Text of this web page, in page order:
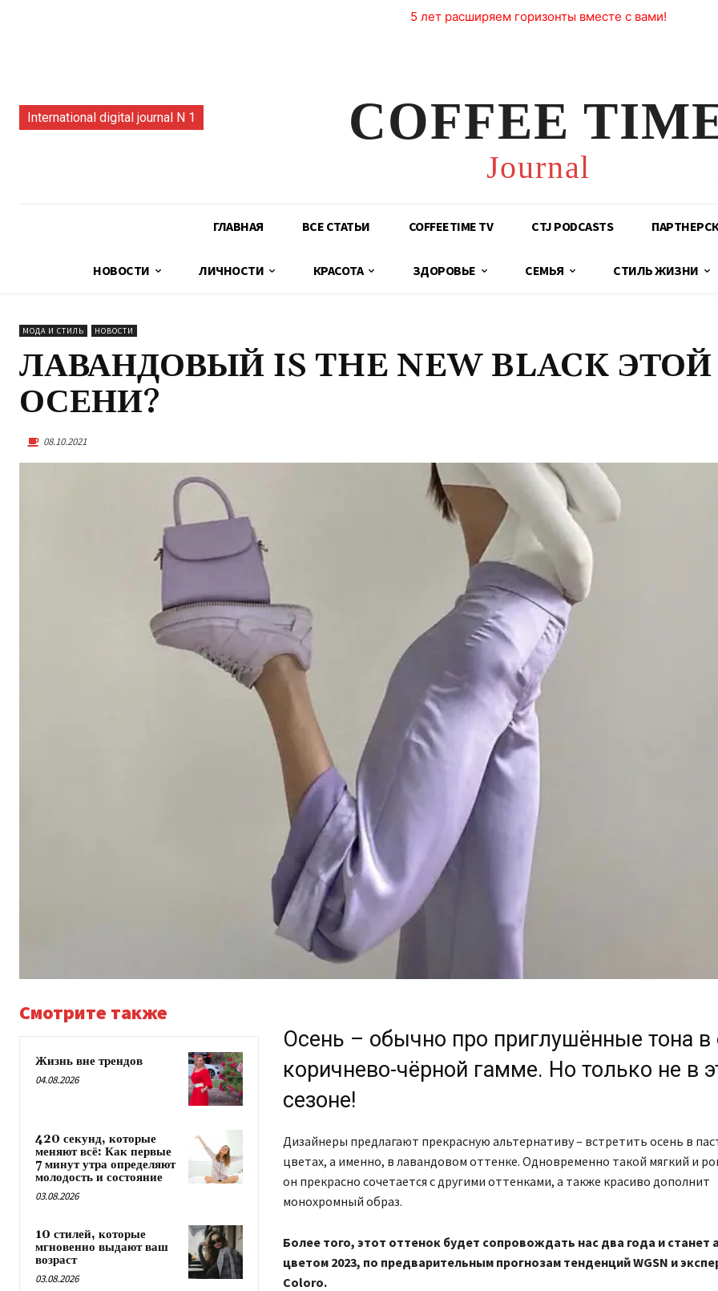
5 лет расширяем горизонты вместе с вами!
International digital journal N 1 COFFEE
Journal
ГЛАВНАЯ ВСЕ СТАТЬИ COFFEETIME TV CTJ PODCASTS
НОВОСТИ ЛИЧНОСТИ КРАСОТА ЗДОРОВЬЕ СЕМЬЯ СТИЛЬ ЖИЗНИ
МОДА И СТИЛЬ НОВОСТИ
ЛАВАНДОВЫЙ IS THE NEW BLACK ЭТОЙ
ОСЕНИ?
08.10.2021
Смотрите также
Жизнь вне трендов
04.08.2026
420 секунд, которые
меняют всё: Как первые
7 минут утра определяют
молодость и состояние
03.08.2026
10 стилей, которые
мгновенно выдают ваш
возраст
03.08.2026
Осень – обычно про приглушённые тона в
коричнево-чёрной гамме. Но только не в
сезоне!
Дизайнеры предлагают прекрасную альтернативу – встретить осень в
цветах, а именно, в лавандовом оттенке. Одновременно такой мягкий и
он прекрасно сочетается с другими оттенками, а также красиво дополнит
монохромный образ.
Более того, этот оттенок будет сопровождать нас два года и станет
цветом 2023, по предварительным прогнозам тенденций WGSN и
Coloro.